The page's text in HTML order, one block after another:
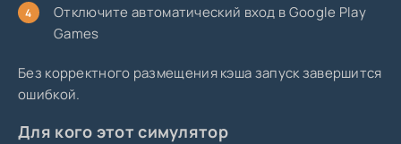
Отключите автоматический вход в Google Play
Games
Без корректного размещения кэша запуск завершится
ошибкой.
Для кого этот симулятор